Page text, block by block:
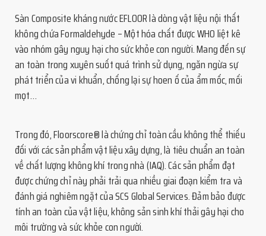
Sàn Composite kháng nước EFLOOR là dòng vật liệu nội thất
không chứa Formaldehyde – Một hóa chất được WHO liệt kê
vào nhóm gây nguy hại cho sức khỏe con người. Mang đến sự
an toàn trong xuyên suốt quá trình sử dụng, ngăn ngừa sự
phát triển của vi khuẩn, chống lại sự hoen ố của ẩm mốc, mối
mọt…
Trong đó, Floorscore® là chứng chỉ toàn cầu không thể thiếu
đối với các sản phẩm vật liệu xây dựng, là tiêu chuẩn an toàn
về chất lượng không khí trong nhà (IAQ). Các sản phẩm đạt
được chứng chỉ này phải trải qua nhiều giai đoạn kiểm tra và
đánh giá nghiêm ngặt của SCS Global Services. Đảm bảo được
tính an toàn của vật liệu, không sản sinh khí thải gây hại cho
môi trường và sức khỏe con người.